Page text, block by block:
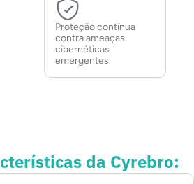
Proteção contínua
contra ameaças
cibernéticas
emergentes.
da Cyrebro: